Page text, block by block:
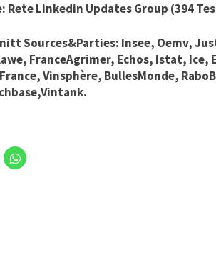
Rete Linkedin Updates Group (394
Sources&Parties: Insee, Oemv,
FranceAgrimer, Echos, Istat,
Vinsphère, BullesMonde,
Fai
clic